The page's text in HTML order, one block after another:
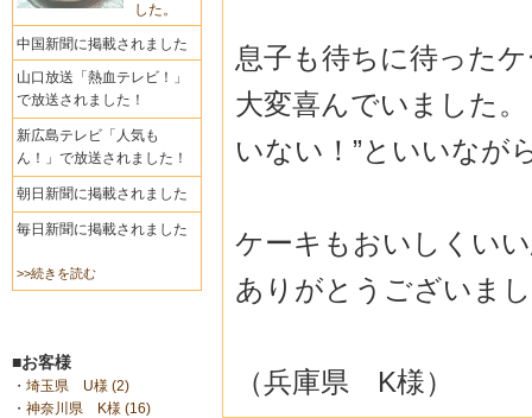
した。
中国新聞に掲載されました
山口放送「熱血テレビ！」
で放送されました！
新広島テレビ「人気も
ん！」で放送されました！
朝日新聞に掲載されました
毎日新聞に掲載されました
>>続きを読む
■お客様
・ 埼玉県 U様 (2)
・ 神奈川県 K様 (16)
息子も待ちに待った
大変喜んでいました
いない！”といいなが
ケーキもおいしくい
ありがとうございま
（兵庫県 K様）